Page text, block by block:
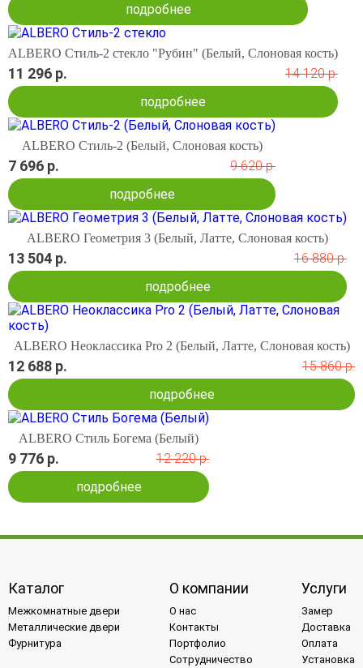
подробнее
ALBERO Стиль-2 стекло "Рубин" (Белый, Слоновая кость)
11 296 р.
14 120 р.
подробнее
ALBERO Стиль-2 (Белый, Слоновая кость)
7 696 р.
9 620 р.
подробнее
ALBERO Геометрия 3 (Белый, Латте, Слоновая кость)
13 504 р.
16 880 р.
подробнее
ALBERO Неоклассика Pro 2 (Белый, Латте, Слоновая кость)
12 688 р.
15 860 р.
подробнее
ALBERO Стиль Богема (Белый)
9 776 р.
12 220 р.
подробнее
Каталог
Межкомнатные двери
Металлические двери
Фурнитура
О компании
О нас
Контакты
Портфолио
Сотрудничество
Услуги
Замер
Доставка
Оплата
Установка